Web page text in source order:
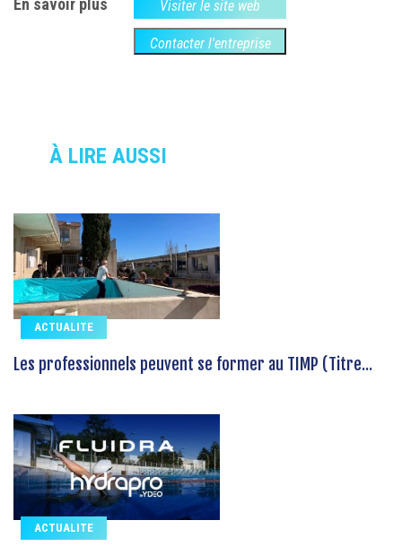
En savoir plus Visiter le site web
Contacter l'entreprise
À LIRE AUSSI
ACTUALITE
Les professionnels peuvent se former au TIMP (Titre...
ACTUALITE